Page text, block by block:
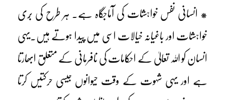
* انسانی نفس خواہشات کی آماجگاہ ہے۔ ہر طرح کی بُری
خواہشات اور باغیانہ خیالات اسی میں پیدا ہوتے ہیں۔یہی
انسان کو اللہ تعالیٰ کے احکامات کی نافرمانی کے متعلق ابھارتا
ہے اور یہی شہوت کے وقت حیوانوں جیسی حرکتیں کرتا